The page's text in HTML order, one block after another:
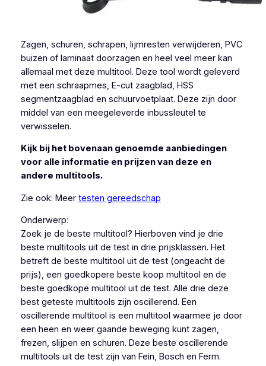
Zagen, schuren, schrapen, lijmresten verwijderen, PVC
buizen of laminaat doorzagen en heel veel meer kan
allemaal met deze multitool. Deze tool wordt geleverd
met een schraapmes, E-cut zaagblad, HSS
segmentzaagblad en schuurvoetplaat. Deze zijn door
middel van een meegeleverde inbussleutel te
verwisselen.
Kijk bij het bovenaan genoemde aanbiedingen
voor alle informatie en prijzen van deze en
andere multitools.
Zie ook: Meer testen gereedschap
Onderwerp:
Zoek je de beste multitool? Hierboven vind je drie
beste multitools uit de test in drie prijsklassen. Het
betreft de beste multitool uit de test (ongeacht de
prijs), een goedkopere beste koop multitool en de
beste goedkope multitool uit de test. Alle drie deze
best geteste multitools zijn oscillerend. Een
oscillerende multitool is een multitool waarmee je door
een heen en weer gaande beweging kunt zagen,
frezen, slijpen en schuren. Deze beste oscillerende
multitools uit de test zijn van Fein, Bosch en Ferm.